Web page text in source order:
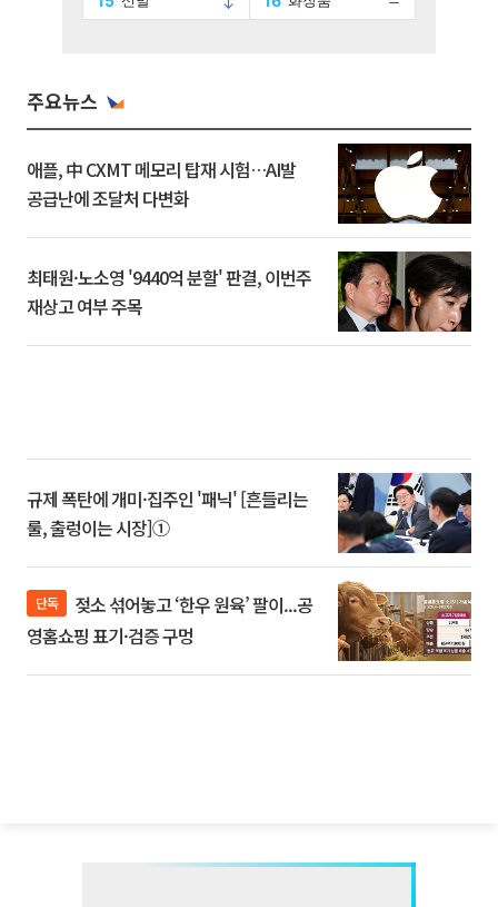
주요뉴스
애플, 中 CXMT 메모리 탑재 시험…AI발
공급난에 조달처 다변화
최태원·노소영 '9440억 분할' 판결, 이번주
재상고 여부 주목
규제 폭탄에 개미·집주인 '패닉' [흔들리는
룰, 출렁이는 시장]①
단독
영홈쇼핑 표기·검증 구멍